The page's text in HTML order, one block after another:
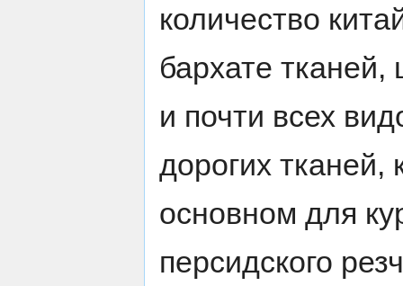
количество
бархате
и почти всех
дорогих тканей,
основном для
персидского